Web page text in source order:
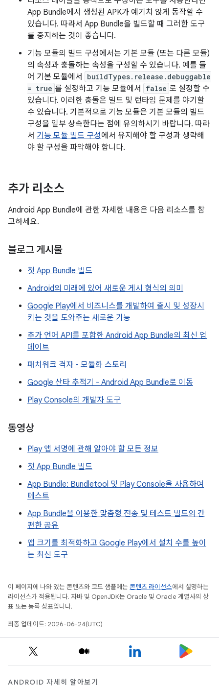
App Bundle에서 생성된 APK가 예기치 않게 동작할 수
있습니다. 따라서 App Bundle을 빌드할 때 그러한 도구
를 중지하는 것이 좋습니다.
기능 모듈의 빌드 구성에서는 기본 모듈 (또는 다른 모듈)
의 속성과 충돌하는 속성을 구성할 수 있습니다. 예를 들
어 기본 모듈에서
buildTypes.release.debuggable
= true 를 설정하고 기능 모듈에서 false 로 설정할 수
있습니다. 이러한 충돌은 빌드 및 런타임 문제를 야기할
수 있습니다. 기본적으로 기능 모듈은 기본 모듈의 빌드
구성을 일부 상속한다는 점에 유의하시기 바랍니다. 따라
서 기능 모듈 빌드 구성에서 유지해야 할 구성과 생략해
야 할 구성을 파악해야 합니다.
추가 리소스
Android App Bundle에 관한 자세한 내용은 다음 리소스를 참
고하세요.
블로그 게시물
첫 App Bundle 빌드
Android의 미래에 있어 새로운 게시 형식의 의미
Google Play에서 비즈니스를 개발하여 출시 및 성장시
키는 것을 도와주는 새로운 기능
추가 언어 API를 포함한 Android App Bundle의 최신 업
데이트
패치워크 격자 - 모듈화 스토리
Google 산타 추적기 - Android App Bundle로 이동
Play Console의 개발자 도구
동영상
Play 앱 서명에 관해 알아야 할 모든 정보
첫 App Bundle 빌드
App Bundle: Bundletool 및 Play Console을 사용하여
테스트
App Bundle을 이용한 맞춤형 전송 및 테스트 빌드의 간
편한 공유
앱 크기를 최적화하고 Google Play에서 설치 수를 높이
는 최신 도구
이 페이지에 나와 있는 콘텐츠와 코드 샘플에는 콘텐츠 라이선스에서 설명하는
라이선스가 적용됩니다. 자바 및 OpenJDK는 Oracle 및 Oracle 계열사의 상
표 또는 등록 상표입니다.
최종 업데이트: 2026-06-24(UTC)
ANDROID 자세히 알아보기